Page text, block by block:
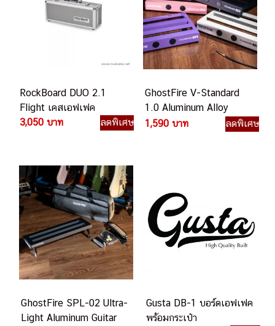
RockBoard DUO 2.1
Flight เคสเอฟเฟค
3,050 บาท
ลดพิเศษ
GhostFire V-Standard
1.0 Aluminum Alloy
2.75lb Effect
1,590 บาท ลดพิเศษ
GhostFire SPL-02 Ultra-
Light Aluminum Guitar
Gusta DB-1 บอร์ดเอฟเฟค
พร้อมกระเป๋า